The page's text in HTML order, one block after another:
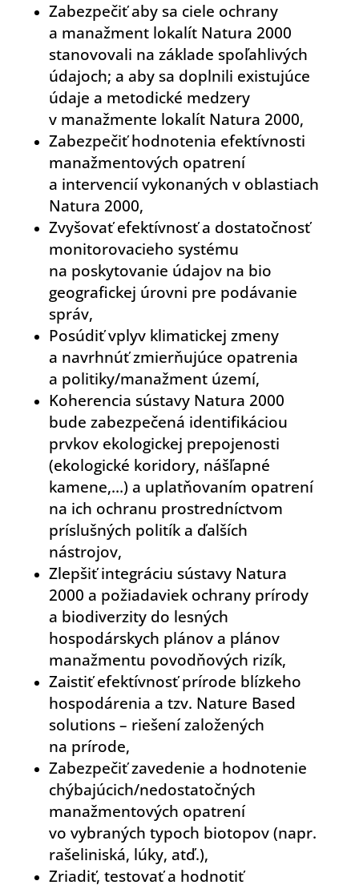
Zabezpečiť aby sa ciele ochrany
a manažment lokalít Natura 2000
stanovovali na základe spoľahlivých
údajoch; a aby sa doplnili existujúce
údaje a metodické medzery
v manažmente lokalít Natura 2000,
Zabezpečiť hodnotenia efektívnosti
manažmentových opatrení
a intervencií vykonaných v oblastiach
Natura 2000,
Zvyšovať efektívnosť a dostatočnosť
monitorovacieho systému
na poskytovanie údajov na bio
geografickej úrovni pre podávanie
správ,
Posúdiť vplyv klimatickej zmeny
a navrhnúť zmierňujúce opatrenia
a politiky/manažment území,
Koherencia sústavy Natura 2000
bude zabezpečená identifikáciou
prvkov ekologickej prepojenosti
(ekologické koridory, nášľapné
kamene,…) a uplatňovaním opatrení
na ich ochranu prostredníctvom
príslušných politík a ďalších
nástrojov,
Zlepšiť integráciu sústavy Natura
2000 a požiadaviek ochrany prírody
a biodiverzity do lesných
hospodárskych plánov a plánov
manažmentu povodňových rizík,
Zaistiť efektívnosť prírode blízkeho
hospodárenia a tzv. Nature Based
solutions – riešení založených
na prírode,
Zabezpečiť zavedenie a hodnotenie
chýbajúcich/nedostatočných
manažmentových opatrení
vo vybraných typoch biotopov (napr.
rašeliniská, lúky, atď.),
Zriadiť, testovať a hodnotiť